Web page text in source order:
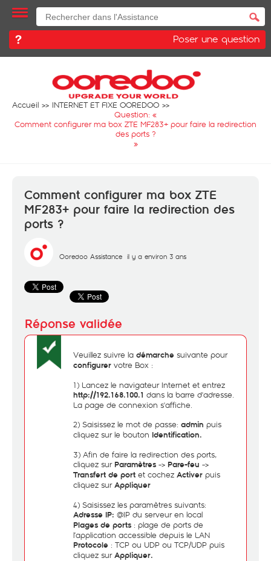
Poser une question
Accueil
INTERNET ET FIXE OOREDOO
Question: «
Comment configurer ma box ZTE MF283+ pour faire la redirection
des ports ?
»
Comment configurer ma box ZTE
MF283+ pour faire la redirection des
ports ?
Ooredoo Assistance il y a environ 3 ans
Veuillez suivre la démarche suivante pour
configurer votre Box :
1) Lancez le navigateur Internet et entrez
http://192.168.100.1 dans la barre d'adresse.
La page de connexion s'affiche.
2) Saisissez le mot de passe: admin puis
cliquez sur le bouton Identification.
3) Afin de faire la redirection des ports,
cliquez sur Paramètres -> Pare-feu ->
Transfert de port et cochez Activer puis
cliquez surAppliquer
4) Saisissez les paramètres suivants:
Adresse IP: @IP du serveur en local
Plages de ports : plage de ports de
l’application accessible depuis le LAN
Protocole : TCP ou UDP ou TCP/UDP puis
cliquez surAppliquer.